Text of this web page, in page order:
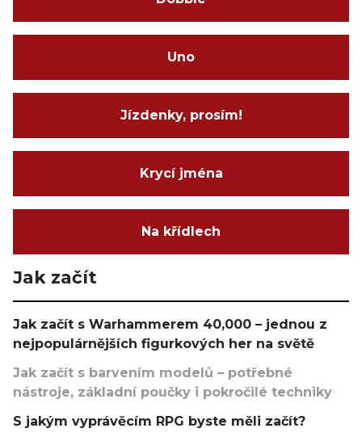
Uno
Jízdenky, prosím!
Krycí jména
Na křídlech
Jak začít
Jak začít s Warhammerem 40,000 – jednou z
nejpopulárnějších figurkových her na světě
Jak začít s barvením modelů – potřebné
nástroje, základní poučky i pokročilé techniky
S jakým vyprávěcím RPG byste měli začít?